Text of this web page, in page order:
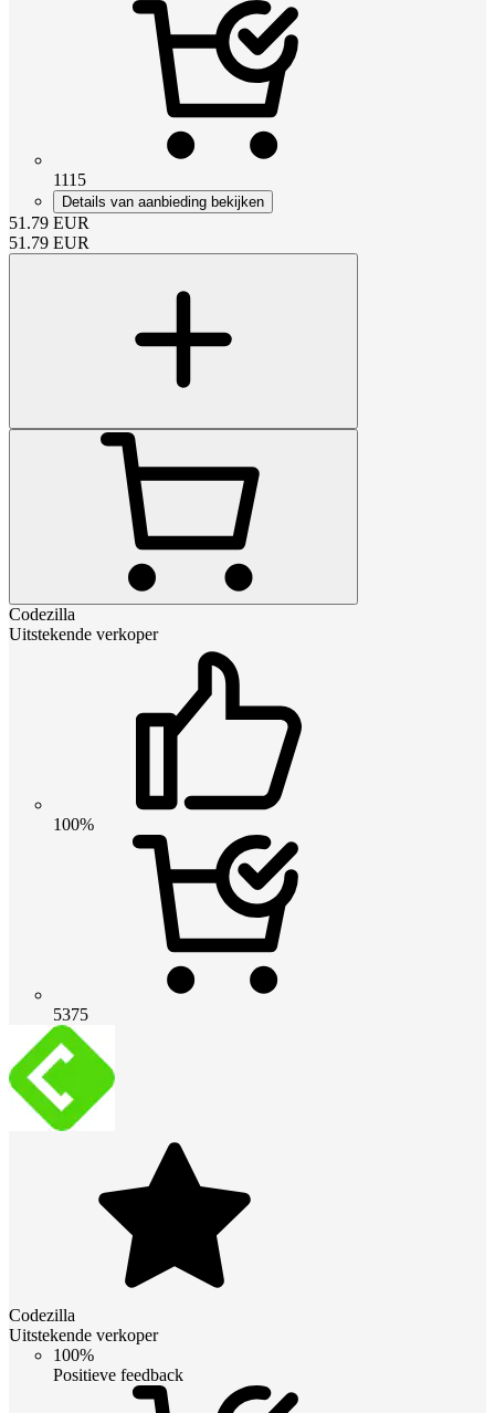
1115
Details van aanbieding bekijken
51.79 EUR
51.79 EUR
Codezilla
Uitstekende verkoper
100%
5375
Codezilla
Uitstekende verkoper
100%
Positieve feedback